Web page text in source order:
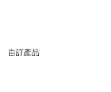
自訂產品